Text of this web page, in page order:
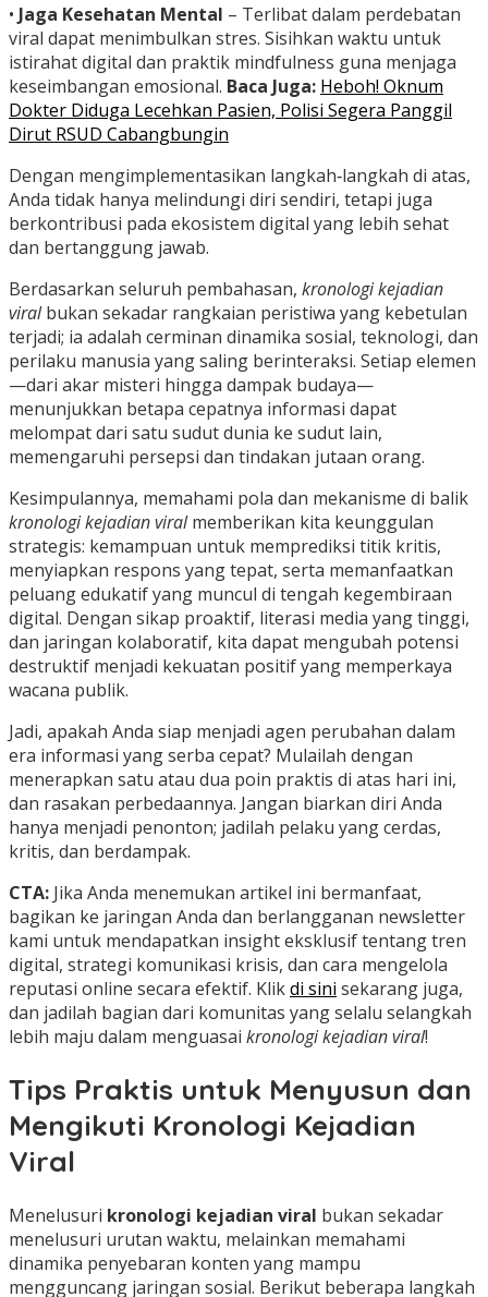
• Jaga Kesehatan Mental – Terlibat dalam perdebatan
viral dapat menimbulkan stres. Sisihkan waktu untuk
istirahat digital dan praktik mindfulness guna menjaga
keseimbangan emosional. Baca Juga: Heboh! Oknum
Dokter Diduga Lecehkan Pasien, Polisi Segera Panggil
Dirut RSUD Cabangbungin
Dengan mengimplementasikan langkah‑langkah di atas,
Anda tidak hanya melindungi diri sendiri, tetapi juga
berkontribusi pada ekosistem digital yang lebih sehat
dan bertanggung jawab.
Berdasarkan seluruh pembahasan, kronologi kejadian
viralbukan sekadar rangkaian peristiwa yang kebetulan
terjadi; ia adalah cerminan dinamika sosial, teknologi, dan
perilaku manusia yang saling berinteraksi. Setiap elemen
—dari akar misteri hingga dampak budaya—
menunjukkan betapa cepatnya informasi dapat
melompat dari satu sudut dunia ke sudut lain,
memengaruhi persepsi dan tindakan jutaan orang.
Kesimpulannya, memahami pola dan mekanisme di balik
kronologi kejadian viralmemberikan kita keunggulan
strategis: kemampuan untuk memprediksi titik kritis,
menyiapkan respons yang tepat, serta memanfaatkan
peluang edukatif yang muncul di tengah kegembiraan
digital. Dengan sikap proaktif, literasi media yang tinggi,
dan jaringan kolaboratif, kita dapat mengubah potensi
destruktif menjadi kekuatan positif yang memperkaya
wacana publik.
Jadi, apakah Anda siap menjadi agen perubahan dalam
era informasi yang serba cepat? Mulailah dengan
menerapkan satu atau dua poin praktis di atas hari ini,
dan rasakan perbedaannya. Jangan biarkan diri Anda
hanya menjadi penonton; jadilah pelaku yang cerdas,
kritis, dan berdampak.
CTA: Jika Anda menemukan artikel ini bermanfaat,
bagikan ke jaringan Anda dan berlangganan newsletter
kami untuk mendapatkan insight eksklusif tentang tren
digital, strategi komunikasi krisis, dan cara mengelola
reputasi online secara efektif. Klikdi sini sekarang juga,
dan jadilah bagian dari komunitas yang selalu selangkah
lebih maju dalam menguasai kronologi kejadian viral!
Tips Praktis untuk Menyusun dan
Mengikuti Kronologi Kejadian
Viral
Menelusuri kronologi kejadian viral bukan sekadar
menelusuri urutan waktu, melainkan memahami
dinamika penyebaran konten yang mampu
mengguncang jaringan sosial. Berikut beberapa langkah